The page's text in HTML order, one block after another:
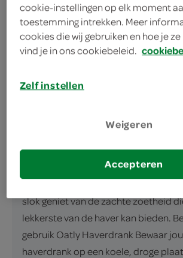
omschrijving
Romige Perfectie met Oatly
metgezel voor elke ontbijt- of
alternatief voor traditionele melk. Je
een pak van 1 liter mee naar huis.
A-Merk van SPAR binnen de
Houdbare Zuivel. Het beste van
slok geniet van de zachte zoetheid
lekkerste van de haver kan bieden.
gebruik Oatly Haverdrank Bewaar
haverdrank op een koele, droge
cookie-instellingen op elk moment
toestemming intrekken. Meer
cookies die wij gebruiken en hoe je
vind je in ons cookiebeleid.
Zelf instellen
Weigeren
Accepteren